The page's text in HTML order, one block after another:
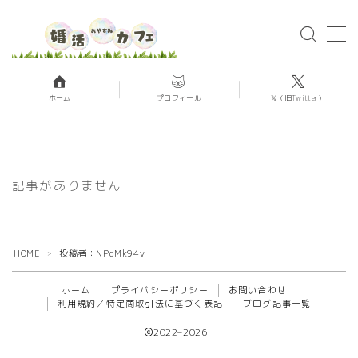
MENU
り越えて今は玉森似の彼氏ができた香
織です！
今お付き合いしている美肌さんの話以
外にも、婚約破棄体験談や過去に婚活
で出会った人とのことを話しています
ホーム プロフィール 𝕏（旧Twitter）
記事がありません
HOME ＞ 投稿者：NPdMk94v
ホーム プライバシーポリシー
お問い合わせ
利用規約／特定商取引法に基づく表記
ブログ記事一覧
2022–2026